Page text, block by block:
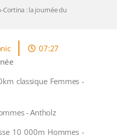
Cortina : la journée du
07:27
classique Femmes -
- Antholz
10 000m Hommes -